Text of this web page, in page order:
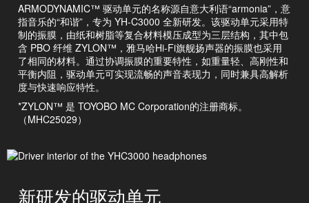
ARMODYNAMIC™ 驱动单元的名称源自意大利语“armonia”，意
指音乐的“和谐”，专为 YH-C3000 全新研发。该驱动单元采用特
制的振膜，由纸和树脂等复合材料模压成型为三层结构，其中包
含 PBO 纤维 ZYLON™，雅马哈Hi-Fi旗舰扬声器的振膜也采用
了相同的材料。通过协调振膜的重要特性，如重量轻、高刚性和
平衡内阻，驱动单元可实现流畅的声音表现力，同时兼具高解析
度与快速响应特性。
*ZYLON™ 是 TOYOBO MC Corporation的注册商标。
（MHC25029）
新研发的驱动单元